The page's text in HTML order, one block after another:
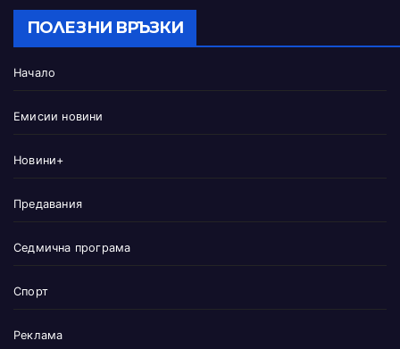
ПОЛЕЗНИ ВРЪЗКИ
Начало
Емисии новини
Новини+
Предавания
Седмична програма
Спорт
Реклама